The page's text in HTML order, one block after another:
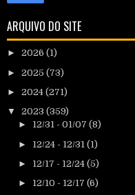
ARQUIVO DO SITE
► 2026 (1)
► 2025 (73)
► 2024 (271)
▼ 2023 (359)
► 12/31 - 01/07 (8)
► 12/24 - 12/31 (1)
► 12/17 - 12/24 (5)
► 12/10 - 12/17 (6)